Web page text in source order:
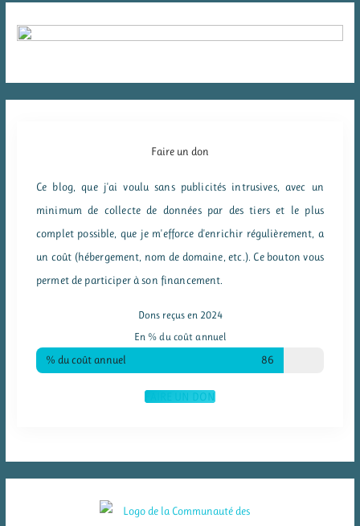
Faire un don
Ce blog, que j'ai voulu sans publicités intrusives, avec un
minimum de collecte de données par des tiers et le plus
complet possible, que je m'efforce d'enrichir régulièrement, a
un coût (hébergement, nom de domaine, etc.). Ce bouton vous
permet de participer à son financement.
Dons reçus en 2024
En % du coût annuel
% du coût annuel 86
FAIRE UN DON